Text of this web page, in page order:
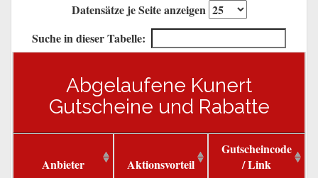
Datensätze je Seite anzeigen
Suche in dieser Tabelle:
Abgelaufene Kunert
Gutscheine und Rabatte
Anbieter Aktionsvorteil
Gutscheincode
/ Link